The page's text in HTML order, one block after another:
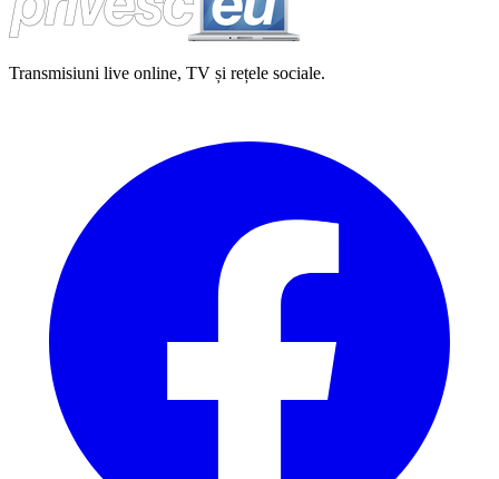
Transmisiuni live online, TV și rețele sociale.